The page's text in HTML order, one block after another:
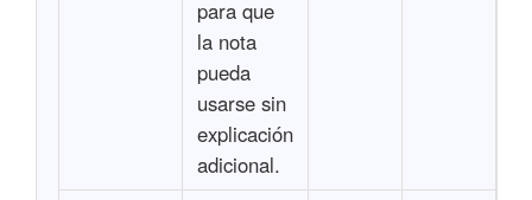
para que
la nota
pueda
usarse sin
explicación
adicional.